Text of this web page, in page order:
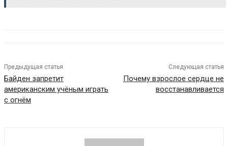
Предыдущая статья
Байден запретит
американским учёным играть
с огнём
Следующая статья
Почему взрослое сердце не
восстанавливается